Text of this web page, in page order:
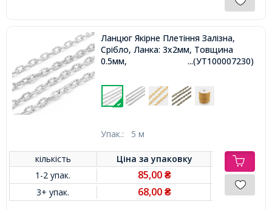
Ланцюг Якірне Плетіння Залізна,
Срібло, Ланка: 3x2мм, Товщина
0.5мм,
...(УТ100007230)
Упак.: 5 м
кількість Ціна заупаковку
1-2 упак.
85,00₴
3+ упак. 68,00₴